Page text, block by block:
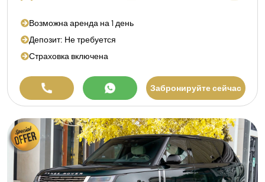
Возможна аренда на 1 день
Депозит: Не требуется
Страховка включена
Забронируйте сейчас